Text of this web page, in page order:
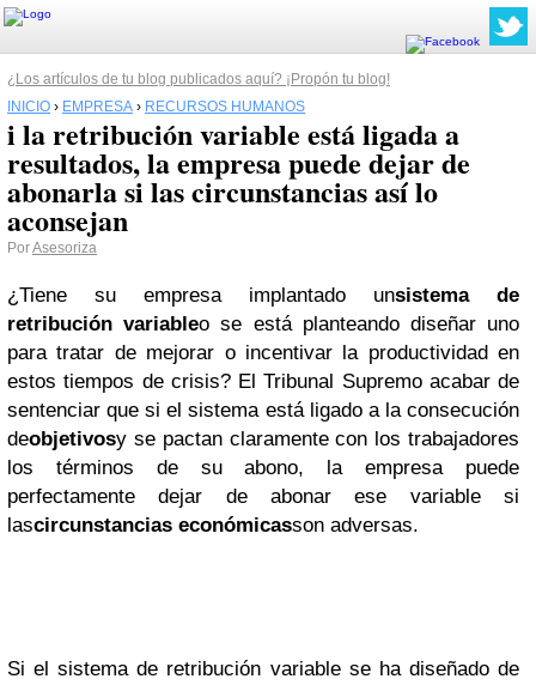
¿Los artículos de tu blog publicados aquí? ¡Propón tu blog!
INICIO › EMPRESA › RECURSOS HUMANOS
i la retribución variable está ligada a
resultados, la empresa puede dejar de
abonarla si las circunstancias así lo
aconsejan
PorAsesoriza
¿Tiene su empresa implantado unsistema de
retribución variableo se está planteando diseñar uno
para tratar de mejorar o incentivar la productividad en
estos tiempos de crisis? El Tribunal Supremo acabar de
sentenciar que si el sistema está ligado a la consecución
deobjetivosy se pactan claramente con los trabajadores
los términos de su abono, la empresa puede
perfectamente dejar de abonar ese variable si
lascircunstancias económicasson adversas.
Si el sistema de retribución variable se ha diseñado de